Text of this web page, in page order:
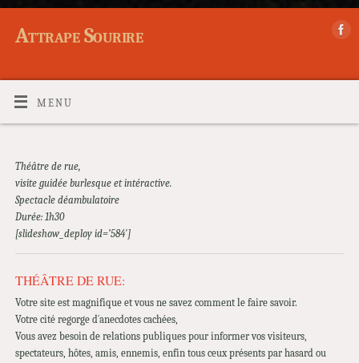
Attrape Sourire
MENU
Théâtre de rue,
visite guidée burlesque et intéractive.
Spectacle déambulatoire
Durée: 1h30
[slideshow_deploy id=’584′]
THÉÂTRE DE RUE:
Votre site est magnifique et vous ne savez comment le faire savoir.
Votre cité regorge d´anecdotes cachées,
Vous avez besoin de relations publiques pour informer vos visiteurs,
spectateurs, hôtes, amis, ennemis, enfin tous ceux présents par hasard ou